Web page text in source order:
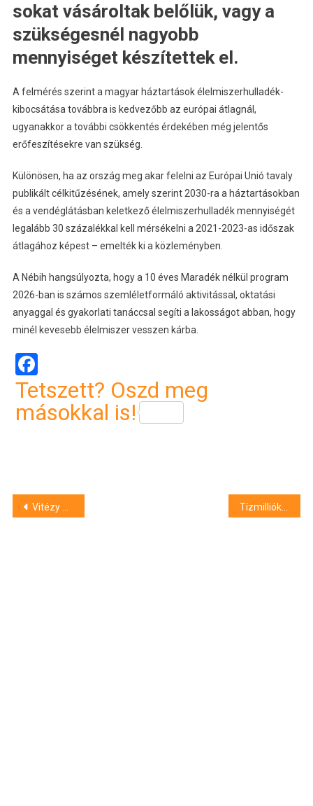
sokat vásároltak belőlük, vagy a
szükségesnél nagyobb
mennyiséget készítettek el.
A felmérés szerint a magyar háztartások élelmiszerhulladék-
kibocsátása továbbra is kedvezőbb az európai átlagnál,
ugyanakkor a további csökkentés érdekében még jelentős
erőfeszítésekre van szükség.
Különösen, ha az ország meg akar felelni az Európai Unió tavaly
publikált célkitűzésének, amely szerint 2030-ra a háztartásokban
és a vendéglátásban keletkező élelmiszerhulladék mennyiségét
legalább 30 százalékkal kell mérsékelni a 2021-2023-as időszak
átlagához képest – emelték ki a közleményben.
A Nébih hangsúlyozta, hogy a 10 éves Maradék nélkül program
2026-ban is számos szemléletformáló aktivitással, oktatási
anyaggal és gyakorlati tanáccsal segíti a lakosságot abban, hogy
minél kevesebb élelmiszer vesszen kárba.
Facebook
Tetszett? Oszd meg
másokkal is!
Bejegyzés
Vitézy Dávid: kibővítik a Balaton24 napijegyet